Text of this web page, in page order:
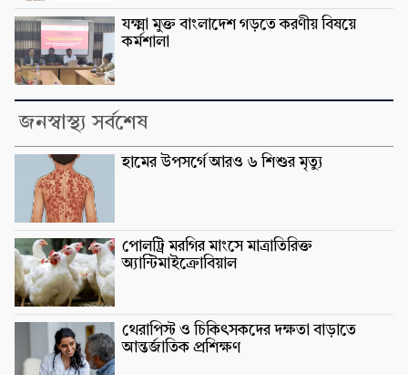
যক্ষ্মা মুক্ত বাংলাদেশ গড়তে করণীয় বিষয়ে
কর্মশালা
জনস্বাস্থ্য সর্বশেষ
হামের উপসর্গে আরও ৬ শিশুর মৃত্যু
পোলট্রি মরগির মাংসে মাত্রাতিরিক্ত
অ্যান্টিমাইক্রোবিয়াল
থেরাপিস্ট ও চিকিৎসকদের দক্ষতা বাড়াতে
আন্তর্জাতিক প্রশিক্ষণ